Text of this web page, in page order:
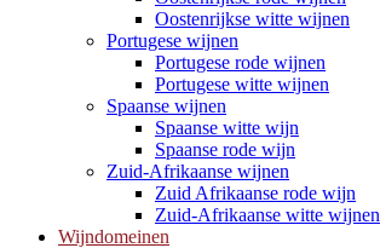
Oostenrijkse witte wijnen
Portugese wijnen
Portugese rode wijnen
Portugese witte wijnen
Spaanse wijnen
Spaanse witte wijn
Spaanse rode wijn
Zuid-Afrikaanse wijnen
Zuid Afrikaanse rode wijn
Zuid-Afrikaanse witte wijnen
Wijndomeinen